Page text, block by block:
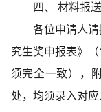
四、
材料报
各位申请人
究生奖申报表》
须完全一致），
处，均须录入对